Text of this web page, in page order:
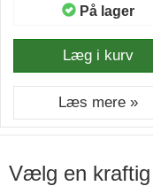
På lager
Læg i kurv
Læs mere »
Vælg en